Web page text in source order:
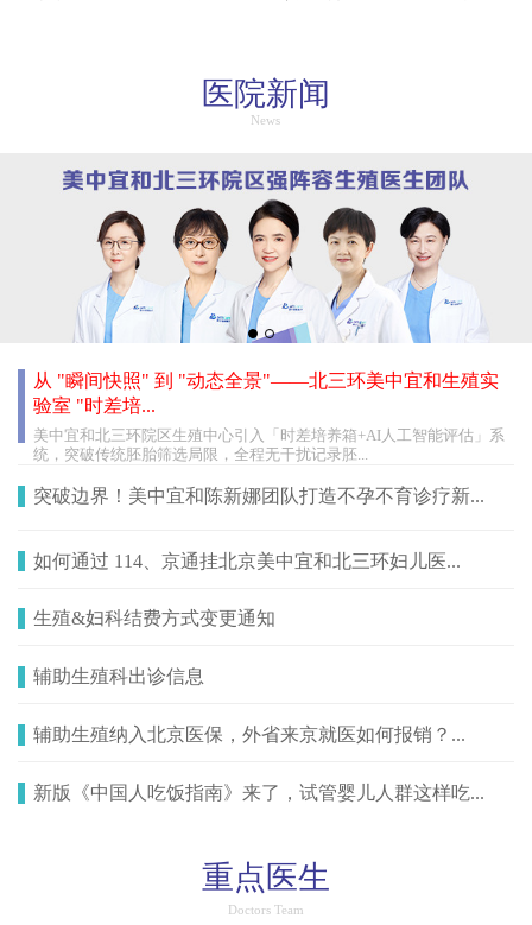
医院新闻
News
从 "瞬间快照" 到 "动态全景"——北三环美中宜和生殖实
验室 "时差培...
美中宜和北三环院区生殖中心引入「时差培养箱+AI人工智能评估」系
统，突破传统胚胎筛选局限，全程无干扰记录胚...
突破边界！美中宜和陈新娜团队打造不孕不育诊疗新...
如何通过 114、京通挂北京美中宜和北三环妇儿医...
生殖&妇科结费方式变更通知
辅助生殖科出诊信息
辅助生殖纳入北京医保，外省来京就医如何报销？...
新版《中国人吃饭指南》来了，试管婴儿人群这样吃...
重点医生
Doctors Team